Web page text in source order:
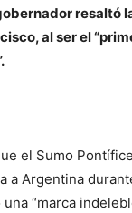
resaltó
al ser el
el Sumo
a Argentina
“marca